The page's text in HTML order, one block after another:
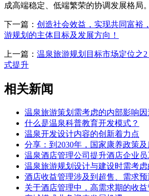
成高端稳定、低端繁荣的协调发展格局。
下一篇： 创造社会效益，实现共同富裕
游规划的主体目标及发展方向！
上一篇： 温泉旅游规划目标市场定位之
式提升
相关新闻
温泉旅游策划需考虑的内部影响因
什么是温泉科普教育开发模式？
温泉开发设计内容的创新着力点
分享：到2030年，国家康养政策及
温泉酒店管理公司提升酒店企业
温泉旅游规划设计与建设时需考
酒店收益管理涉及到超售、需求
关于酒店管理中，高需求期的收